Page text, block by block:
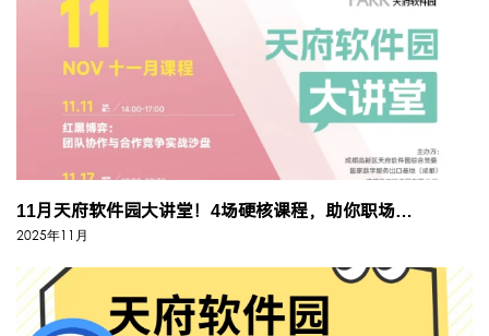
11月天府软件园大讲堂！4场硬核课程，助你职场升级！
2025年11月